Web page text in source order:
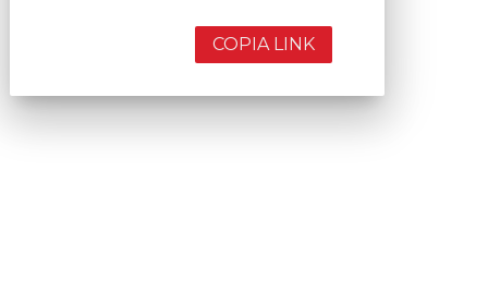
COPIA LINK